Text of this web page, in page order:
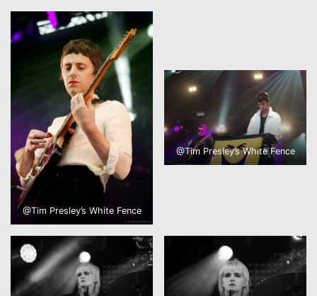
@Tim Presley’s White Fence
@Tim Presley’s White Fence